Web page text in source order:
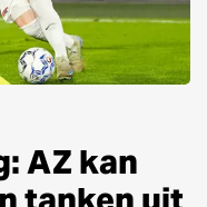
AZ kan